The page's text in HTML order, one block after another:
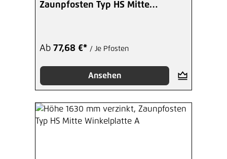
Zaunpfosten Typ HS Mitte
Ab 77,68 €* / Je Pfosten
Ansehen